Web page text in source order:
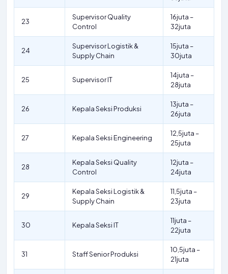
23
Supervisor Quality
Control
16juta –
32juta
24
Supervisor Logistik &
Supply Chain
15juta –
30juta
25 Supervisor IT
14juta –
28juta
26 Kepala Seksi Produksi
13juta –
26juta
27 Kepala Seksi Engineering
12,5juta –
25juta
28
Kepala Seksi Quality
Control
12juta –
24juta
29
Kepala Seksi Logistik &
Supply Chain
11,5juta –
23juta
30 Kepala Seksi IT
11juta –
22juta
31 Staff Senior Produksi
10,5juta –
21juta